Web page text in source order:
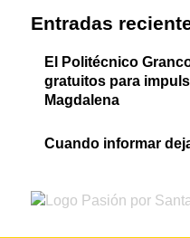
Entradas
El Politécnico
gratuitos para
Magdalena
Cuando informar